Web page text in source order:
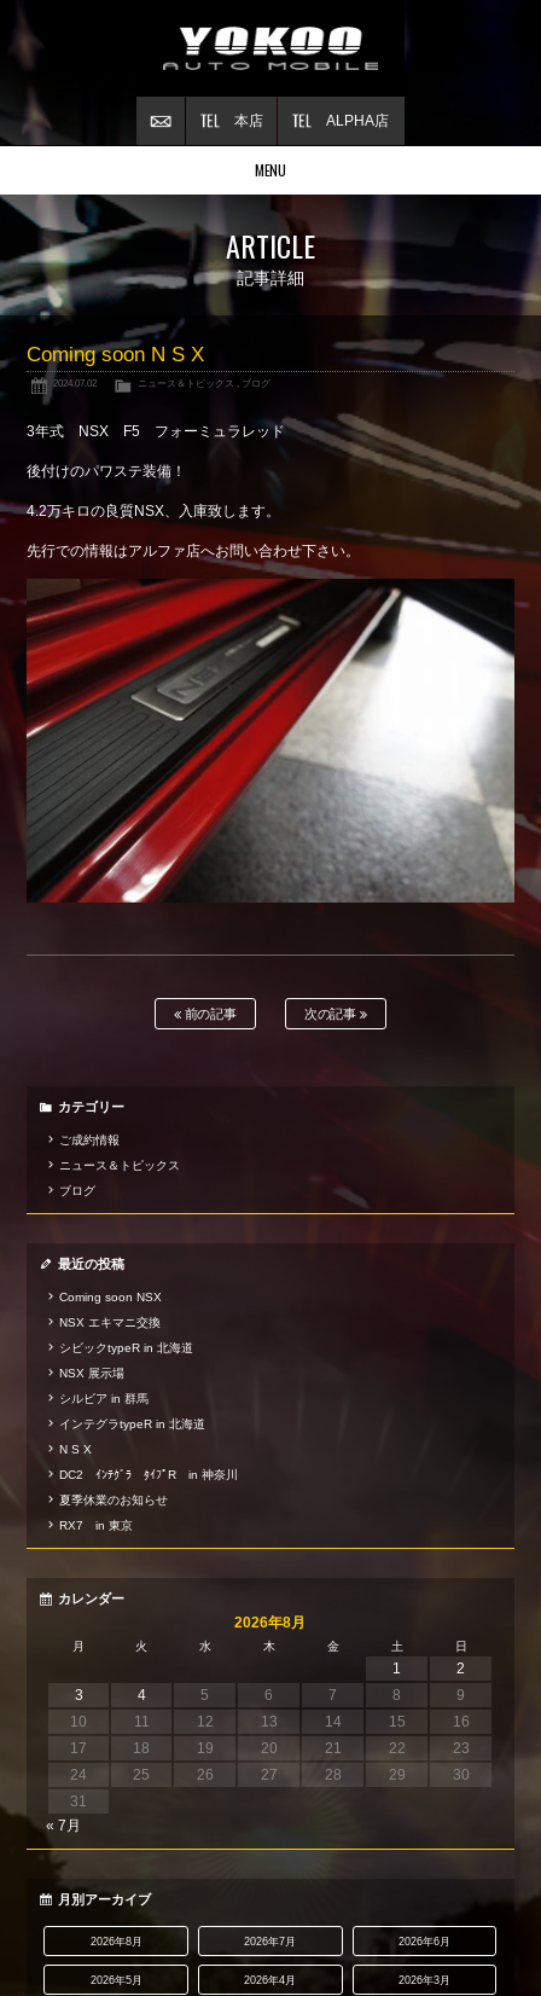
ALPHA店
本店
MENU
Stock list
在庫情報
Contract
ご成約情報
NSXについて
Reflesh Plan
Trade in
買取査定
Blog
Shop info.
店舗紹介
Company
ARTICLE
記事詳細
Coming soon N S X
2024.07.02 ニュース＆トピックス , ブログ
3年式 NSX F5 フォーミュラレッド
後付けのパワステ装備！
4.2万キロの良質NSX、入庫致します。
先行での情報はアルファ店へお問い合わせ下さい。
前の記事 次の記事
カテゴリー
ご成約情報
ニュース＆トピックス
ブログ
最近の投稿
Coming soon NSX
NSX エキマニ交換
シビックtypeR in 北海道
NSX 展示場
シルビア in 群馬
インテグラtypeR in 北海道
N S X
DC2 ｲﾝﾃｸﾞﾗ ﾀｲﾌﾟR in 神奈川
夏季休業のお知らせ
RX7 in 東京
カレンダー
2026年8月
月 火 水 木 金 土 日
1
2
3
4 5 6 7 8
9
10
11 12 13 14 15
16
17
18 19 20 21 22
23
24
25 26 27 28 29
30
31
« 7月
月別アーカイブ
2026年8月 2026年7月 2026年6月
2026年5月 2026年4月 2026年3月